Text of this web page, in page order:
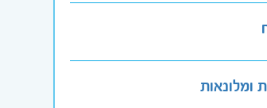
ומלונאות